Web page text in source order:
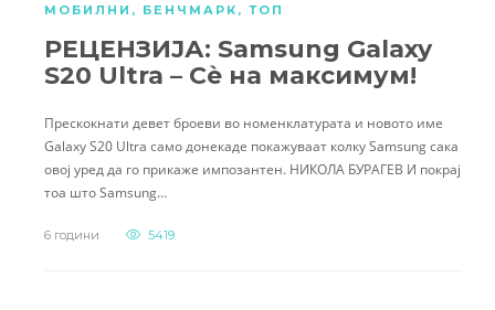
МОБИЛНИ , БЕНЧМАРК , ТОП
РЕЦЕНЗИЈА: Samsung Galaxy
S20 Ultra – Сè на максимум!
Прескокнати девет броеви во номенклатурата и новото име
Galaxy S20 Ultra само донекаде покажуваат колку Samsung сака
овој уред да го прикаже импозантен. НИКОЛА БУРАГЕВ И покрај
тоа што Samsung…
6 години 5419